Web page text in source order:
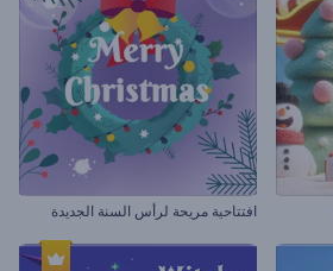
افتتاحية مريحة لرأس السنة الجديدة